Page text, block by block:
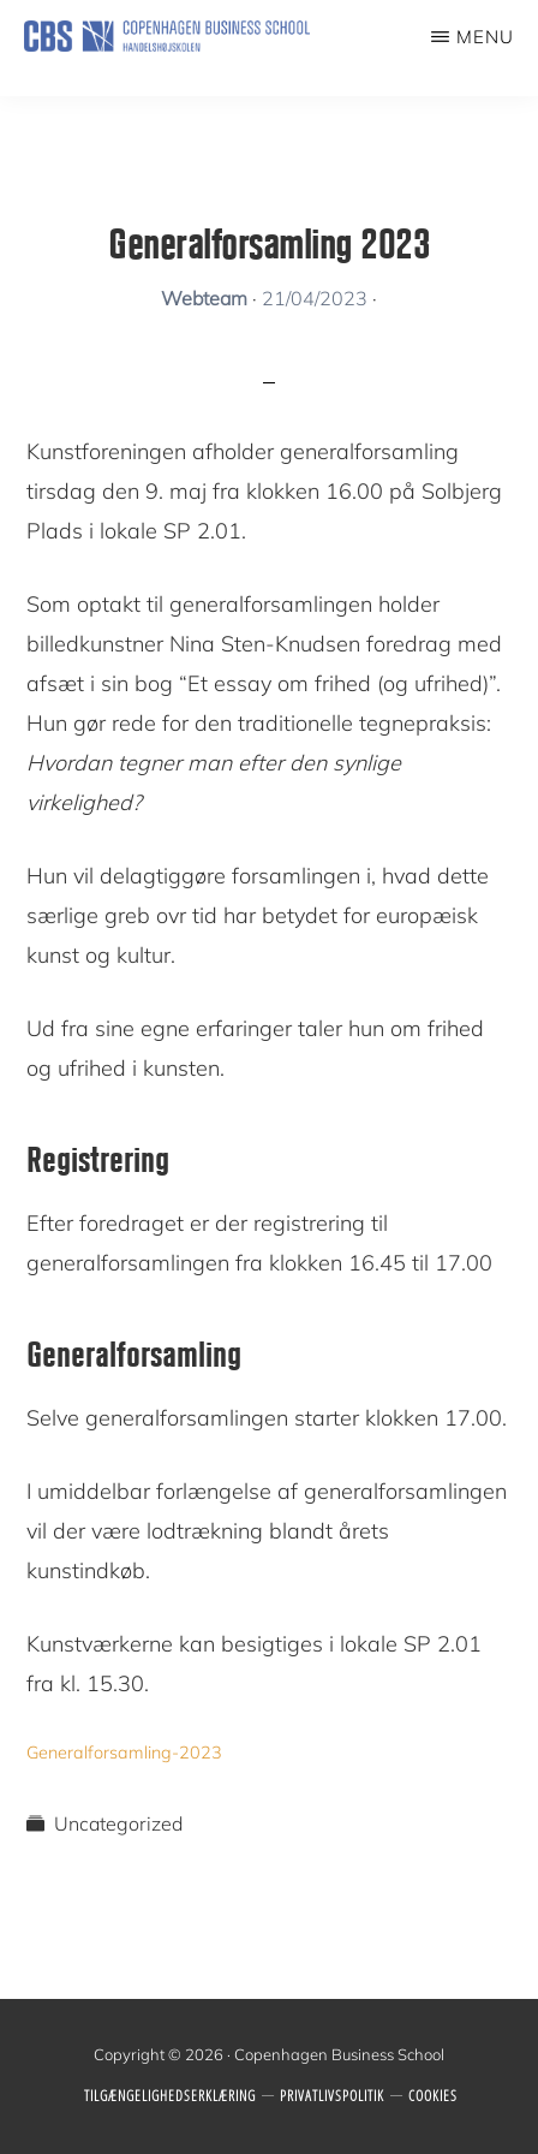
Skip
MENU
Generalforsamling 2023
Webteam · 21/04/2023 ·
Kunstforeningen afholder generalforsamling
tirsdag den 9. maj fra klokken 16.00 på Solbjerg
Plads i lokale SP 2.01.
Som optakt til generalforsamlingen holder
billedkunstner Nina Sten-Knudsen foredrag med
afsæt i sin bog “Et essay om frihed (og ufrihed)”.
Hun gør rede for den traditionelle tegnepraksis:
Hvordan tegner man efter den synlige
virkelighed?
Hun vil delagtiggøre forsamlingen i, hvad dette
særlige greb ovr tid har betydet for europæisk
kunst og kultur.
Ud fra sine egne erfaringer taler hun om frihed
og ufrihed i kunsten.
Registrering
Efter foredraget er der registrering til
generalforsamlingen fra klokken 16.45 til 17.00
Generalforsamling
Selve generalforsamlingen starter klokken 17.00.
I umiddelbar forlængelse af generalforsamlingen
vil der være lodtrækning blandt årets
kunstindkøb.
Kunstværkerne kan besigtiges i lokale SP 2.01
fra kl. 15.30.
Generalforsamling-2023
Uncategorized
Copyright © 2026 · Copenhagen Business School
TILGÆNGELIGHEDSERKLÆRING PRIVATLIVSPOLITIK COOKIES